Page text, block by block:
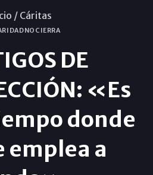
/ Cáritas
DE
«Es
donde
emplea a